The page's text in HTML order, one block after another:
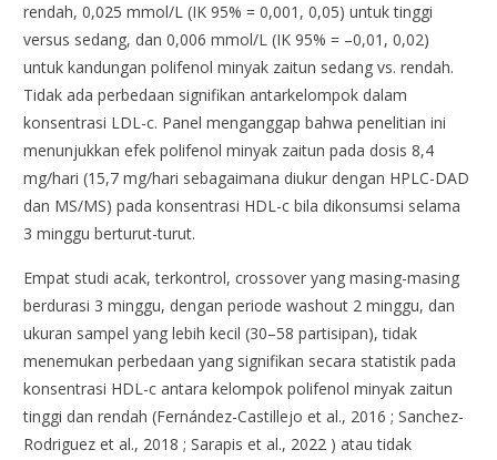
rendah, 0,025 mmol/L (IK 95% = 0,001, 0,05) untuk tinggi
versus sedang, dan 0,006 mmol/L (IK 95% = –0,01, 0,02)
untuk kandungan polifenol minyak zaitun sedang vs. rendah.
Tidak ada perbedaan signifikan antarkelompok dalam
konsentrasi LDL-c. Panel menganggap bahwa penelitian ini
menunjukkan efek polifenol minyak zaitun pada dosis 8,4
mg/hari (15,7 mg/hari sebagaimana diukur dengan HPLC-DAD
dan MS/MS) pada konsentrasi HDL-c bila dikonsumsi selama
3 minggu berturut-turut.
Empat studi acak, terkontrol, crossover yang masing-masing
berdurasi 3 minggu, dengan periode washout 2 minggu, dan
ukuran sampel yang lebih kecil (30–58 partisipan), tidak
menemukan perbedaan yang signifikan secara statistik pada
konsentrasi HDL-c antara kelompok polifenol minyak zaitun
tinggi dan rendah (Fernández-Castillejo et al., 2016 ; Sanchez-
Rodriguez et al., 2018 ; Sarapis et al., 2022 ) atau tidak